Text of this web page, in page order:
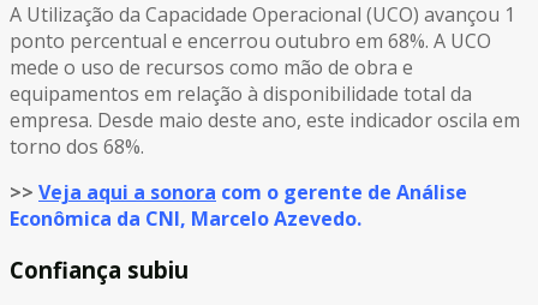
A Utilização da Capacidade Operacional (UCO) avançou 1
ponto percentual e encerrou outubro em 68%. A UCO
mede o uso de recursos como mão de obra e
equipamentos em relação à disponibilidade total da
empresa. Desde maio deste ano, este indicador oscila em
torno dos 68%.
>> Veja aqui a sonora com o gerente de Análise
Econômica da CNI, Marcelo Azevedo.
Confiança subiu